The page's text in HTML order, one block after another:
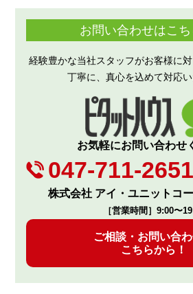
お問い合わせはこち
経験豊かな当社スタッフがお客様に
丁寧に、真心を込めて対応い
お気軽にお問い合わせ
047-711-2651
株式会社 アイ・ユニットコ
［営業時間］9:00〜
ご相談・お問い合
こちらから！